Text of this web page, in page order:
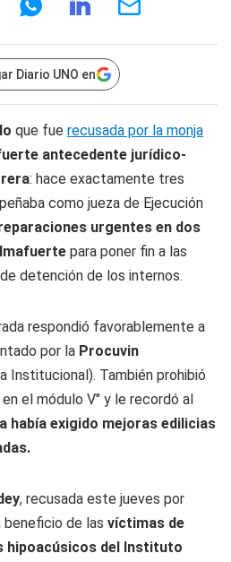
Diario UNO en
que fue recusada por la monja
antecedente jurídico-
: hace exactamente tres
como jueza de Ejecución
urgentes en dos
para poner fin a las
detención de los internos.
respondió favorablemente a
por la Procuvin
Institucional). También prohibió
el módulo V" y le recordó al
había exigido mejoras edilicias
, recusada este jueves por
beneficio de las víctimas de
hipoacúsicos del Instituto